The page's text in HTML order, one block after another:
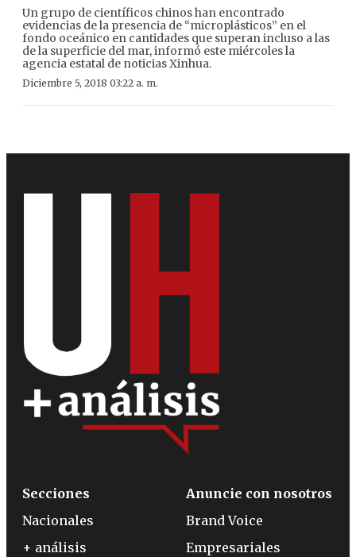
Un grupo de científicos chinos han encontrado
evidencias de la presencia de “microplásticos” en el
fondo oceánico en cantidades que superan incluso a las
de la superficie del mar, informó este miércoles la
agencia estatal de noticias Xinhua.
Diciembre 5, 2018 03:22 a. m.
Secciones
Nacionales
+ análisis
Anuncie con nosotros
Brand Voice
Empresariales